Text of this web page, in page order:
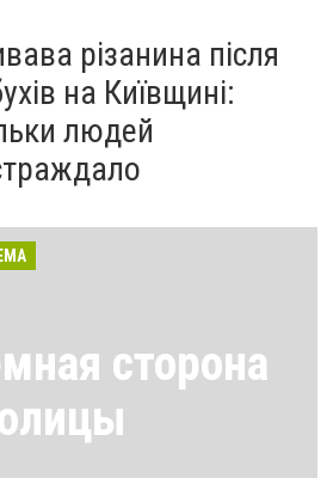
різанина після
на Київщині:
людей
сторона